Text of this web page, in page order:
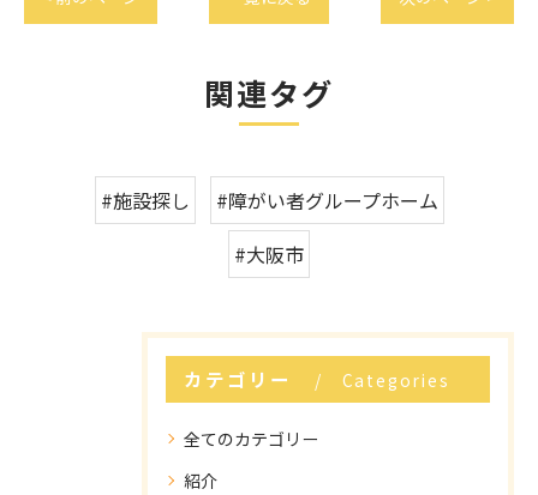
関連タグ
#施設探し
#障がい者グループホーム
#大阪市
カテゴリー Categories
全てのカテゴリー
紹介